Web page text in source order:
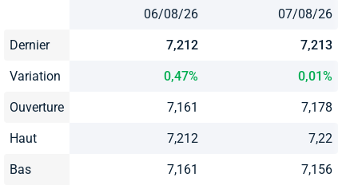
06/08/26 07/08/26
Dernier 7,212 7,213
Variation 0,47% 0,01%
Ouverture 7,161 7,178
Haut 7,212 7,22
Bas 7,161 7,156